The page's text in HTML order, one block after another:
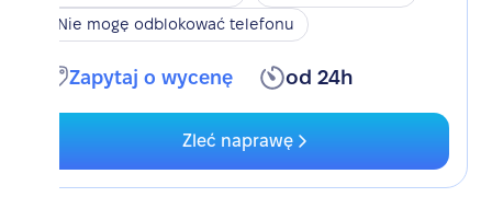
Nie mogę odblokować telefonu
Zapytaj o wycenę od 24h
Zleć naprawę